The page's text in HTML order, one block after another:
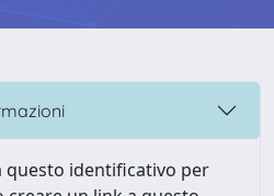
questo identificativo per